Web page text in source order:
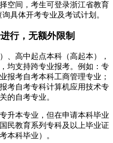
空间，考生可登录浙江省教育
具体开考专业及考试计划。
行，无额外限制
、高中起点本科（高起本），
均支持跨专业报考。例如：专
报考自考本科工商管理专业；
考自考专科计算机应用技术专
的自考专业。
升本专业，但在申请本科毕业
民教育系列专科及以上毕业证
本科毕业）。